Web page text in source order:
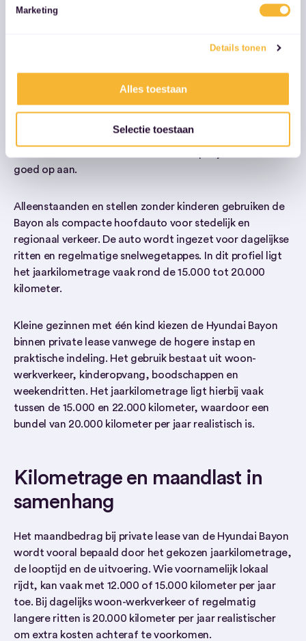
Marketing
Details tonen
Alles toestaan
Selectie toestaan
Wie kiezen voor de Hyundai
Starters en jonge professionals kiezen de Hyundai Bayon
in private lease vaak als eerste of volgende auto. Het
gebruik bestaat uit woon-werkverkeer, boodschappen en
tussen de 12.000 en 18.000 kilometer. Een
goed op aan.
Alleenstaanden en stellen zonder kinderen gebruiken de
Bayon als compacte hoofdauto voor stedelijk en
regionaal verkeer. De auto wordt ingezet voor dagelijkse
ritten en regelmatige snelwegetappes. In dit profiel ligt
het jaarkilometrage vaak rond de 15.000 tot 20.000
kilometer.
Kleine gezinnen met één kind kiezen de Hyundai Bayon
binnen private lease vanwege de hogere instap en
praktische indeling. Het gebruik bestaat uit woon-
werkverkeer, kinderopvang, boodschappen en
weekendritten. Het jaarkilometrage ligt hierbij vaak
tussen de 15.000 en 22.000 kilometer, waardoor een
bundel van 20.000 kilometer per jaar realistisch is.
Kilometrage en maandlast in
samenhang
Het maandbedrag bij private lease van de Hyundai Bayon
wordt vooral bepaald door het gekozen jaarkilometrage,
de looptijd en de uitvoering. Wie voornamelijk lokaal
rijdt, kan vaak met 12.000 of 15.000 kilometer per jaar
toe. Bij dagelijks woon-werkverkeer of regelmatig
langere ritten is 20.000 kilometer per jaar realistischer
om extra kosten achteraf te voorkomen.